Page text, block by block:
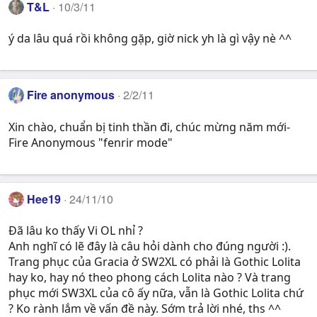
T&L 10/3/11
ý da lâu quá rồi không gặp, giờ nick yh là gì vậy nè ^^
Fire anonymous 2/2/11
Xin chào, chuẩn bị tinh thần đi, chúc mừng năm mới-
Fire Anonymous "fenrir mode"
Hee19 24/11/10
Đã lâu ko thấy Vi OL nhỉ ?
Anh nghĩ có lẽ đây là câu hỏi dành cho đúng người :).
Trang phục của Gracia ở SW2XL có phải là Gothic Lolita
hay ko, hay nó theo phong cách Lolita nào ? Và trang
phục mới SW3XL của cô ấy nữa, vẫn là Gothic Lolita chứ
? Ko rành lắm về vấn đề này. Sớm trả lời nhé, ths ^^